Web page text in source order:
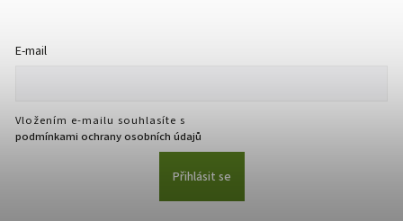
E-mail
Vložením e-mailu souhlasíte s
podmínkami ochrany osobních údajů
Přihlásit se